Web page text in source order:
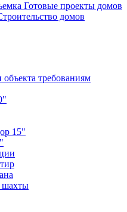
Готовые проекты домов
домов
объекта требованиям
15"
шахты